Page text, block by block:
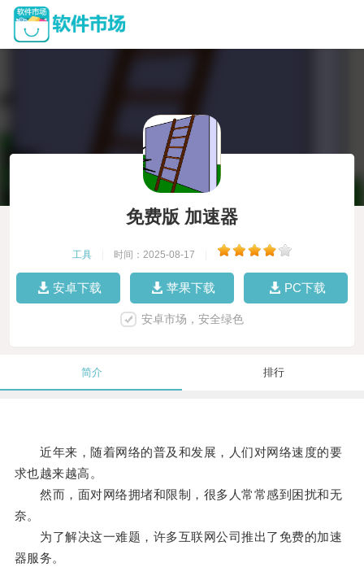
免费版 加速器
工具 时间：2025-08-17
安卓下载 苹果下载 PC下载
安卓市场，安全绿色
简介 排行
近年来，随着网络的普及和发展，人们对网络速度的要
求也越来越高。
然而，面对网络拥堵和限制，很多人常常感到困扰和无
奈。
为了解决这一难题，许多互联网公司推出了免费的加速
器服务。